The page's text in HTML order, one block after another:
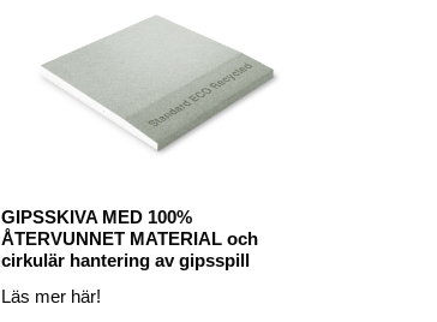
GIPSSKIVA MED 100%
ÅTERVUNNET MATERIAL och
cirkulär hantering av gipsspill
Läs mer här!